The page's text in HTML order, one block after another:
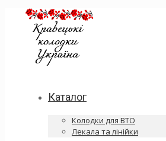
Каталог
Колодки для ВТО
Лекала та лінійки